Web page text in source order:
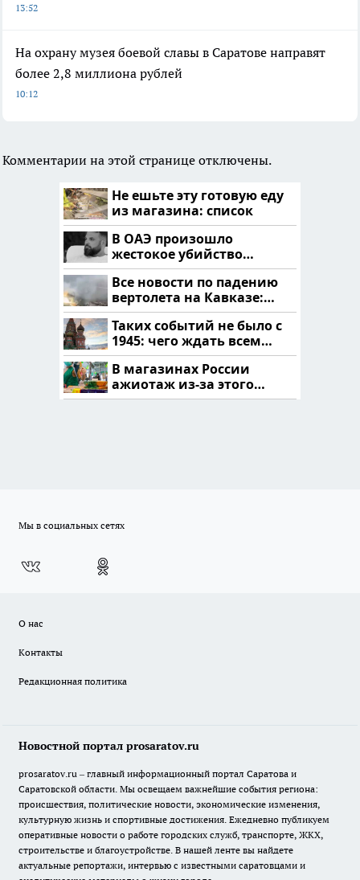
13:52
На охрану музея боевой славы в Саратове направят
более 2,8 миллиона рублей
10:12
Комментарии на этой странице отключены.
Не ешьте эту готовую еду
из магазина: список
В ОАЭ произошло
жестокое убийство
криптомиллионера
Все новости по падению
вертолета на Кавказе:
читать здесь
Таких событий не было с
1945: чего ждать всем
нам?
В магазинах России
ажиотаж из-за этого
продукта: что купить?
Мы в социальных сетях
О нас
Контакты
Редакционная политика
Новостной портал prosaratov.ru
prosaratov.ru – главный информационный портал Саратова и
Саратовской области. Мы освещаем важнейшие события региона:
происшествия, политические новости, экономические изменения,
культурную жизнь и спортивные достижения. Ежедневно публикуем
оперативные новости о работе городских служб, транспорте, ЖКХ,
строительстве и благоустройстве. В нашей ленте вы найдете
актуальные репортажи, интервью с известными саратовцами и